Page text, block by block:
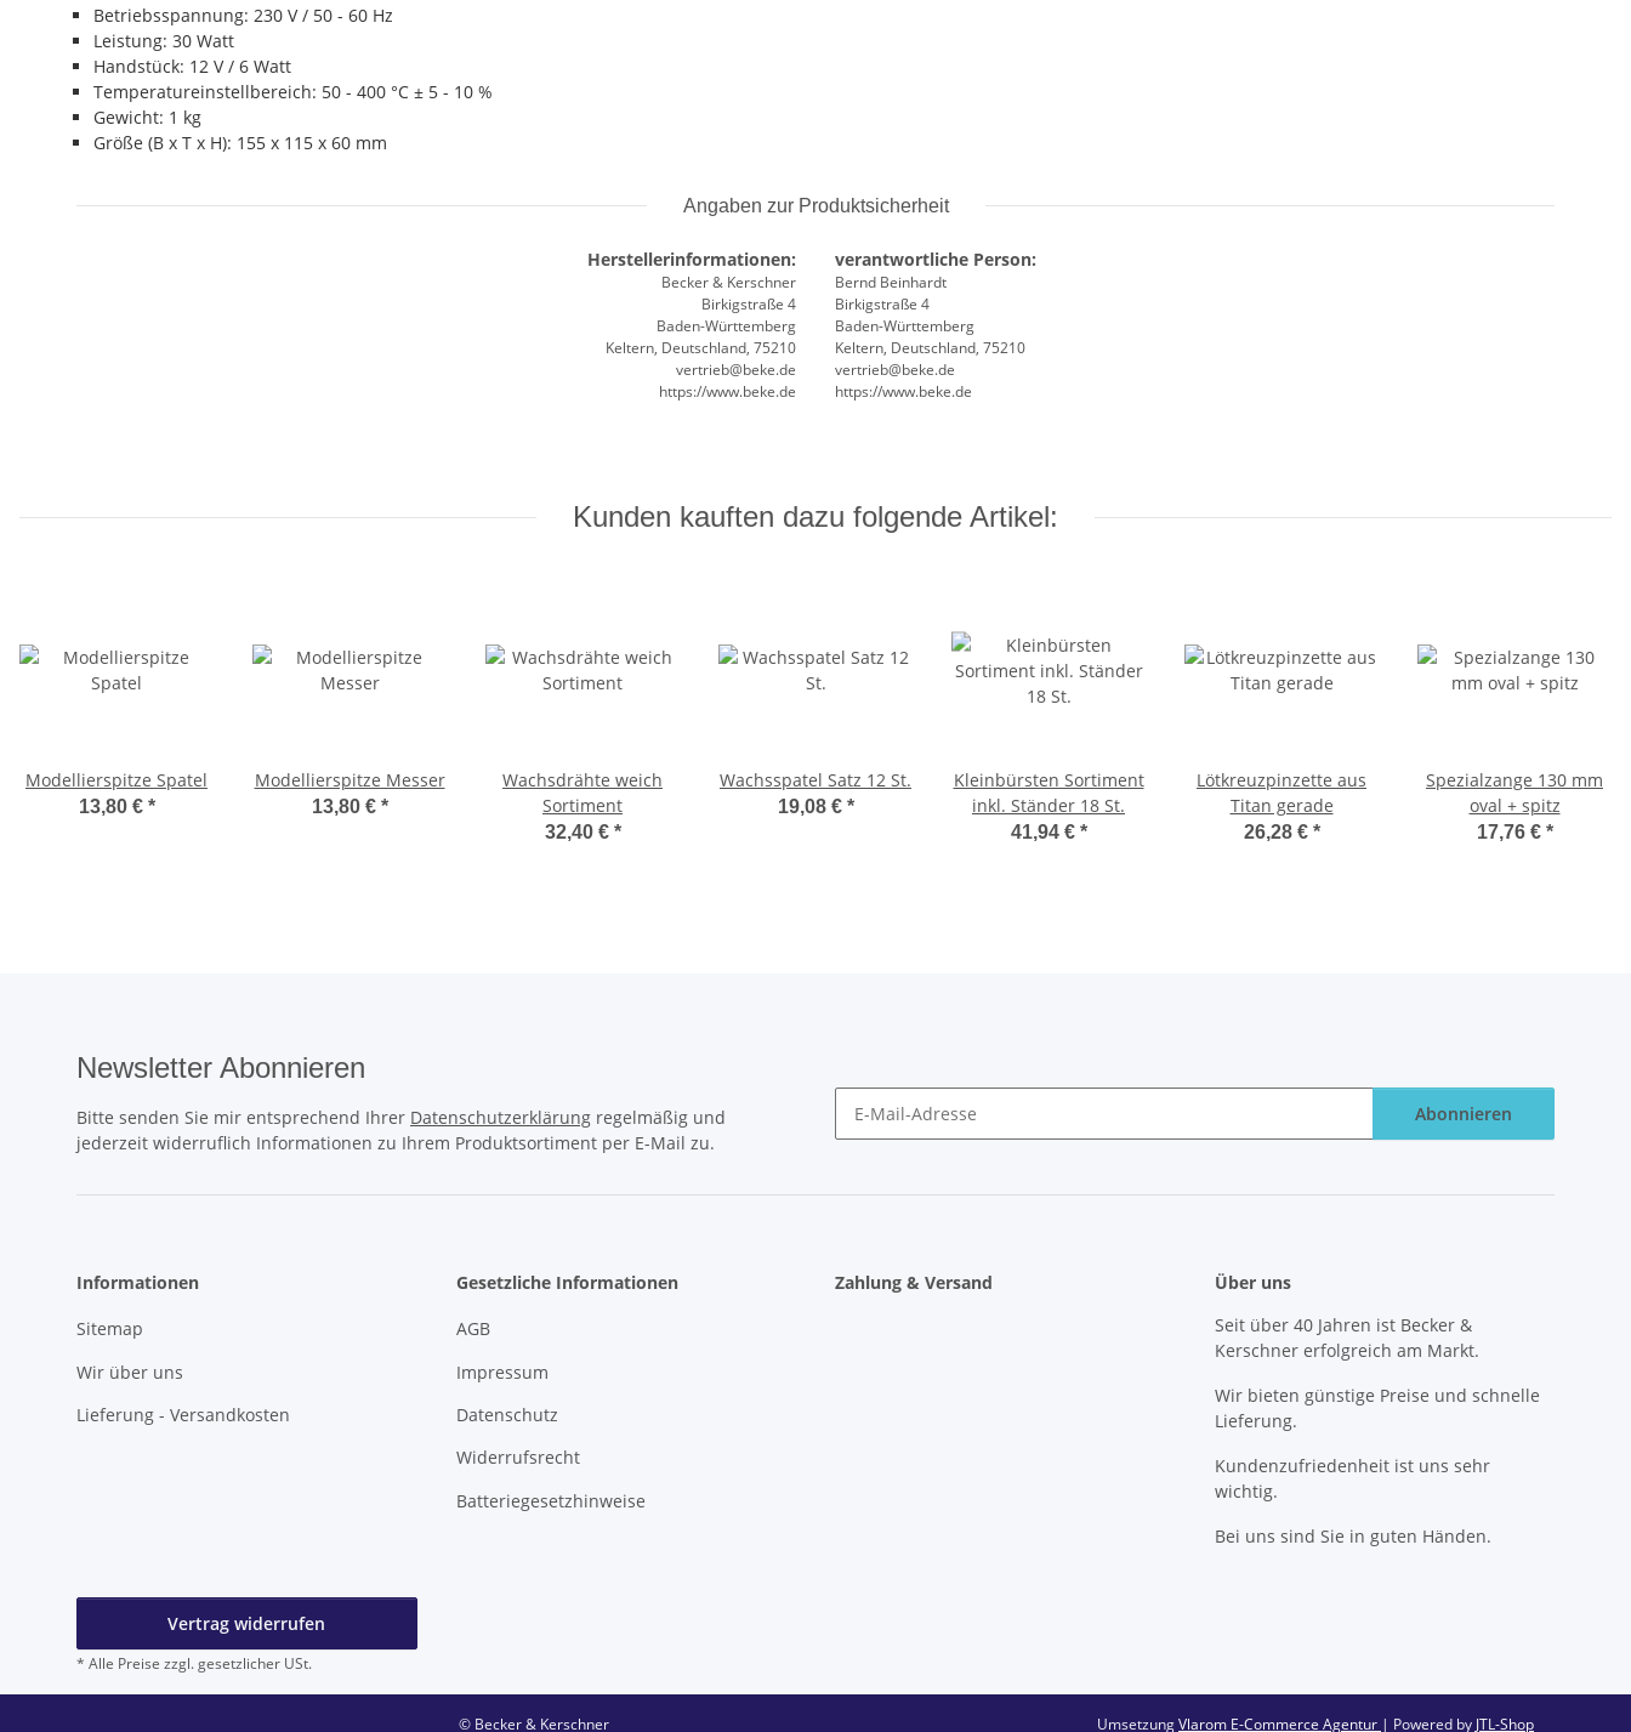
Betriebsspannung: 230 V / 50 - 60 Hz
Leistung: 30 Watt
Handstück: 12 V / 6 Watt
Temperatureinstellbereich: 50 - 400 °C ± 5 - 10 %
Gewicht: 1 kg
Größe (B x T x H): 155 x 115 x 60 mm
Angaben zur Produktsicherheit
Herstellerinformationen:
Becker & Kerschner
Birkigstraße 4
Baden-Württemberg
Keltern, Deutschland, 75210
vertrieb@beke.de
https://www.beke.de
verantwortliche Person:
Bernd Beinhardt
Birkigstraße 4
Baden-Württemberg
Keltern, Deutschland, 75210
vertrieb@beke.de
https://www.beke.de
Kunden kauften dazu folgende Artikel:
Modellierspitze Spatel
13,80 € *
Modellierspitze Messer
13,80 € *
Wachsdrähte weich
Sortiment
32,40 € *
Wachsspatel Satz 12 St.
19,08 € *
Kleinbürsten Sortiment
inkl. Ständer 18 St.
41,94 € *
Lötkreuzpinzette aus
Titan gerade
26,28 € *
Spezialzange 130 mm
oval + spitz
17,76 € *
Newsletter Abonnieren
Bitte senden Sie mir entsprechend Ihrer Datenschutzerklärung regelmäßig und
jederzeit widerruflich Informationen zu Ihrem Produktsortiment per E-Mail zu.
Abonnieren
Informationen
Sitemap
Wir über uns
Lieferung - Versandkosten
Gesetzliche Informationen
AGB
Impressum
Datenschutz
Widerrufsrecht
Batteriegesetzhinweise
Zahlung & Versand
Über uns
Seit über 40 Jahren ist Becker &
Kerschner erfolgreich am Markt.
Wir bieten günstige Preise und schnelle
Lieferung.
Kundenzufriedenheit ist uns sehr
wichtig.
Bei uns sind Sie in guten Händen.
Vertrag widerrufen
* Alle Preise zzgl. gesetzlicher USt.
© Becker & Kerschner UmsetzungVlarom E-Commerce Agentur | Powered by JTL-Shop